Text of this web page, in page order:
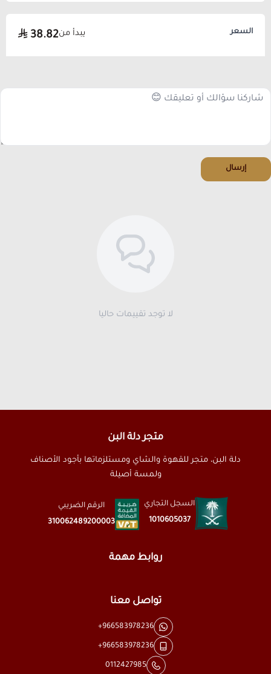
السعر يبدأ من38.82
إرسال
لا توجد تقييمات حاليا
متجر دلة البن
دلة البن، متجر للقهوة والشاي ومستلزماتها بأجود الأصناف
ولمسة أصيلة
السجل التجاري
1010605037
الرقم الضريبي
310062489200003
روابط مهمة
تواصل معنا
+966583978236
+966583978236
0112427985